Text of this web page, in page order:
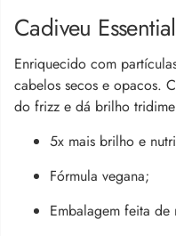
Cadiveu
Enriquecido com
cabelos secos e opacos.
do frizz e dá brilho
5x mais brilho e
Fórmula vegana;
Embalagem feita